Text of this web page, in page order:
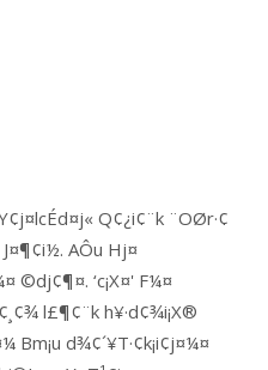
Q¢¿i¢¨k ¨OØr·¢
J¤¶¢i½. AÔu Hj¤
©dj¢¶¤. ‘c¡X¤' F¼¤
l£¶¢¨k h¥·d¢¾i¡X®
Bm¡u d¾¢´¥T·¢k¡i¢j¤¼¤